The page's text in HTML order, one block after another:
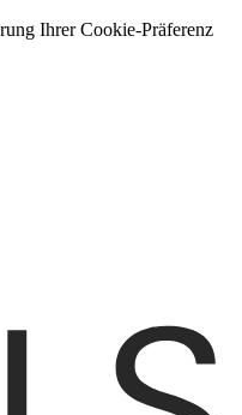
Ihrer Cookie-Präferenz